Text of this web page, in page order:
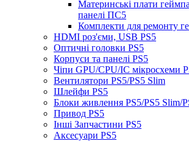
Материнські плати
панелі ПС5
Комплекти для ремонту
HDMI роз'єми, USB PS5
Оптичні головки PS5
Корпуси та панелі PS5
Чіпи GPU/CPU/IC мікросхеми
Вентилятори PS5/PS5 Slim
Шлейфи PS5
Блоки живлення PS5/PS5 Slim/
Привод PS5
Інші Запчастини PS5
Аксесуари PS5